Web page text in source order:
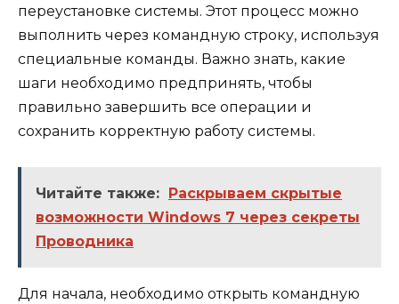
переустановке системы. Этот процесс можно
выполнить через командную строку, используя
специальные команды. Важно знать, какие
шаги необходимо предпринять, чтобы
правильно завершить все операции и
сохранить корректную работу системы.
Читайте также: Раскрываем скрытые
возможности Windows 7 через секреты
Проводника
Для начала, необходимо открыть командную